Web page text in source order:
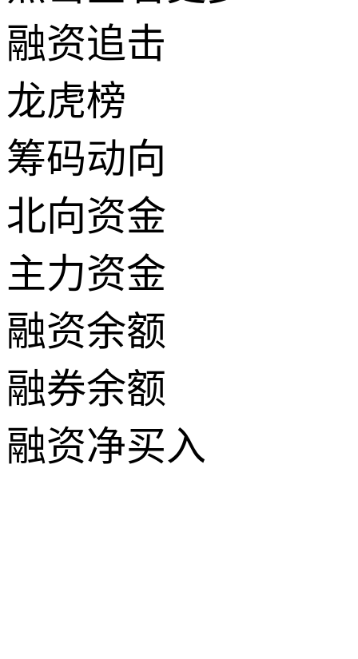
融资追击
龙虎榜
筹码动向
北向资金
主力资金
融资余额
融券余额
融资净买入